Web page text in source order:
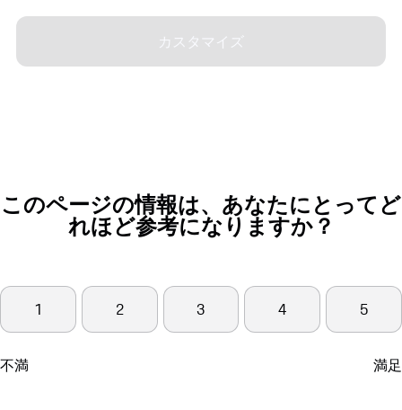
カスタマイズ
このページの情報は、あなたにとってど
れほど参考になりますか？
不満
1 2 3 4 5
満足